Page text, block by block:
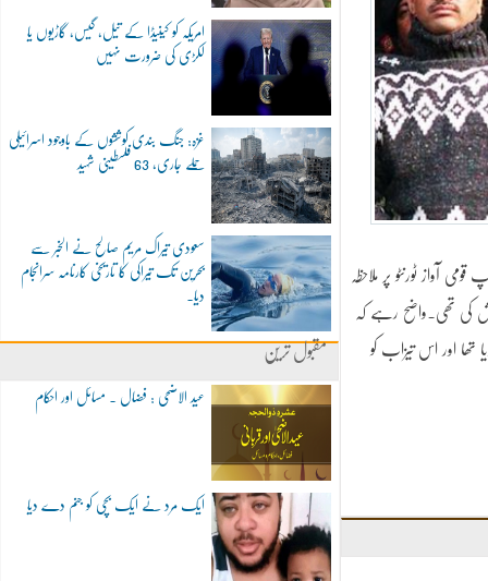
امریکہ کو کینیڈا کے تیل، گیس، گاڑیوں یا
لکڑی کی ضرورت نہیں
غزہ: جنگ بندی کوششوں کے باوجود اسرائیلی
حملے جاری، 63 فلسطینی شہید
سعودی تیراک مریم صالح نے الخبر سے
بحرین تک تیراکی کا تاریخی کارنامہ سرانجام
دیا۔
مقبول ترین
عید الاضحی : فضال ۔ مسائل اور احکام
ایک مرد نے ایک بچی کو جنم دے دیا
ٹورنٹو پر ملاحظہ
کی تھی۔واضح رہے کہ
تھا اور اس تیزاب کو